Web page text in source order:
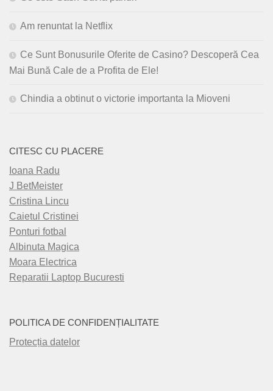
Am renuntat la Netflix
Ce Sunt Bonusurile Oferite de Casino? Descoperă Cea
Mai Bună Cale de a Profita de Ele!
Chindia a obtinut o victorie importanta la Mioveni
CITESC CU PLACERE
Ioana Radu
J BetMeister
Cristina Lincu
Caietul Cristinei
Ponturi fotbal
Albinuta Magica
Moara Electrica
Reparatii Laptop Bucuresti
POLITICA DE CONFIDENȚIALITATE
Protecția datelor